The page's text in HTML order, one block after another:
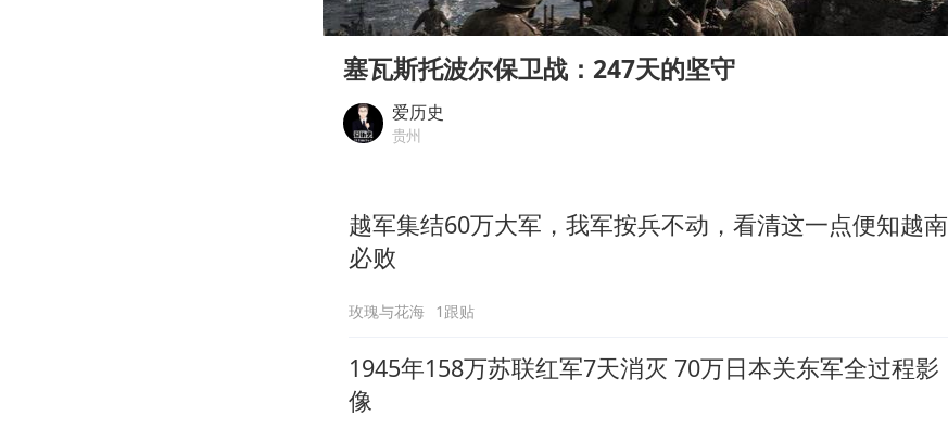
包文婧：二胎很难一碗水端平
浙江台州《告全体市民书》
郑丽文：台湾从来没有“独立”过
Play
00:00
塞瓦斯托波尔保卫战：247天的坚守
爱历史
贵州
越军集结60万大军，我军按兵不动，看清这一点便知越南
必败
玫瑰与花海 1跟贴
1945年158万苏联红军7天消灭 70万日本关东军全过程影
像